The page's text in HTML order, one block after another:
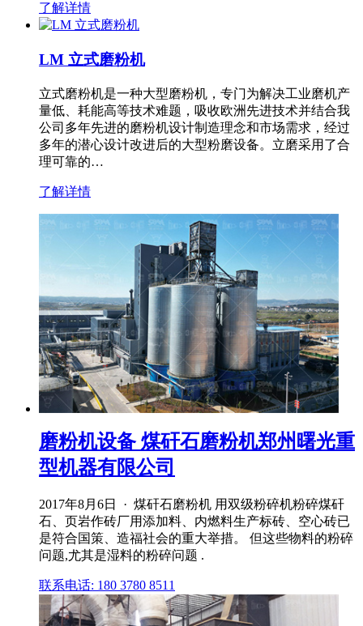
了解详情
LM 立式磨粉机
立式磨粉机是一种大型磨粉机，专门为解决工业磨机产
量低、耗能高等技术难题，吸收欧洲先进技术并结合我
公司多年先进的磨粉机设计制造理念和市场需求，经过
多年的潜心设计改进后的大型粉磨设备。立磨采用了合
理可靠的…
了解详情
磨粉机设备 煤矸石磨粉机郑州曙光重
型机器有限公司
2017年8月6日 · 煤矸石磨粉机 用双级粉碎机粉碎煤矸
石、页岩作砖厂用添加料、内燃料生产标砖、空心砖已
是符合国策、造福社会的重大举措。 但这些物料的粉碎
问题,尤其是湿料的粉碎问题 .
联系电话: 180 3780 8511